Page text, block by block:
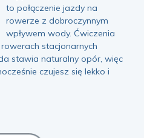
to połączenie jazdy na
rowerze z dobroczynnym
wpływem wody. Ćwiczenia
stacjonarnych
stawia naturalny opór, więc
czujesz się lekko i